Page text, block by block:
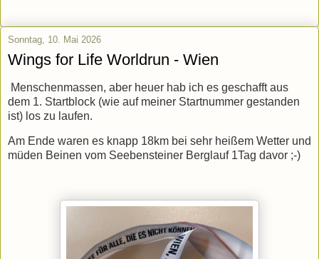
Sonntag, 10. Mai 2026
Wings for Life Worldrun - Wien
Menschenmassen, aber heuer hab ich es geschafft aus
dem 1. Startblock (wie auf meiner Startnummer gestanden
ist) los zu laufen.
Am Ende waren es knapp 18km bei sehr heißem Wetter und
müden Beinen vom Seebensteiner Berglauf 1Tag davor ;-)